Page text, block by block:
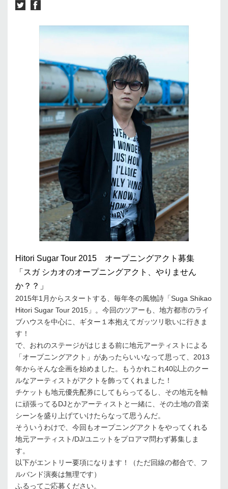
Hitori Sugar Tour 2015 オープニングアクト募集
「スガ シカオのオープニングアクト、やりません
か？？」
2015年1月からスタートする、毎年冬の風物詩「Suga Shikao
Hitori Sugar Tour 2015」。今回のツアーも、地方都市のライ
ブハウスを中心に、ギター１本抱えてガッツリ歌いに行きま
す！
で、おれのステージがはじまる前に地元アーティストによる
「オープニングアクト」があったらいいなって思って、2013
年からそんな企画を始めました。もうかれこれ40以上のクー
ルなアーティストがアクトを飾ってくれました！
チケットも地元優先配券にしてもらってるし、その地元を軸
に頑張ってるDJとかアーティストと一緒に、その土地の音楽
シーンを盛り上げていけたらなって思うんだ。
そういうわけで、今回もオープニングアクトをやってくれる
地元アーティスト/DJ/ユニットをプロアマ問わず募集しま
す。
以下がエントリー要項になります！（ただ回線の都合で、フ
ルバンド演奏は無理です）
ふるってご応募ください。